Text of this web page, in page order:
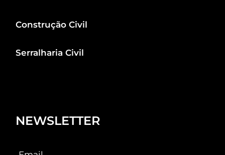
Construção Civil
Serralharia Civil
NEWSLETTER